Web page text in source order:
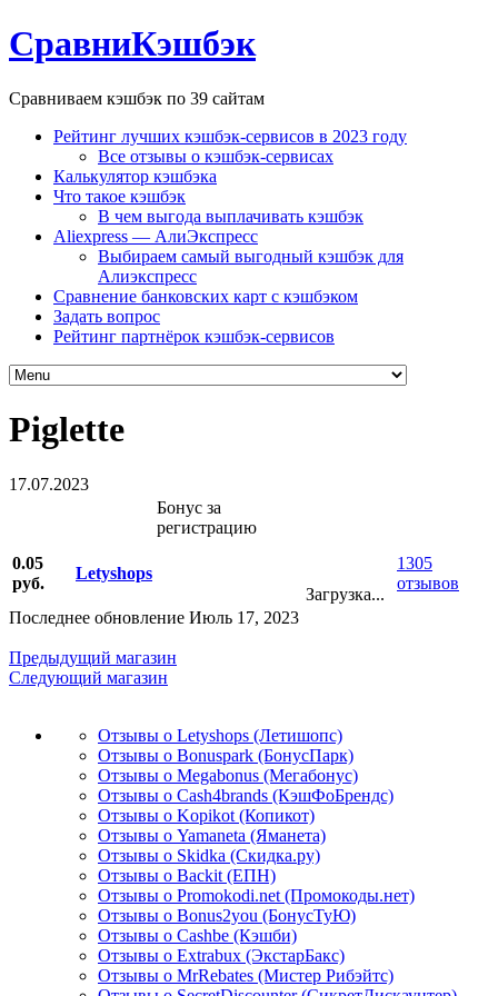
СравниКэшбэк
Сравниваем кэшбэк по 39 сайтам
Рейтинг лучших кэшбэк-сервисов в 2023 году
Все отзывы о кэшбэк-сервисах
Калькулятор кэшбэка
Что такое кэшбэк
В чем выгода выплачивать кэшбэк
Aliexpress — АлиЭкспресс
Выбираем самый выгодный кэшбэк для
Алиэкспресс
Сравнение банковских карт с кэшбэком
Задать вопрос
Рейтинг партнёрок кэшбэк-сервисов
Piglette
17.07.2023
Бонус за
регистрацию
0.05
руб.
Letyshops
Загрузка...
1305
отзывов
Последнее обновление Июль 17, 2023
Предыдущий магазин
Следующий магазин
Отзывы о Letyshops (Летишопс)
Отзывы о Bonuspark (БонусПарк)
Отзывы о Megabonus (Мегабонус)
Отзывы о Cash4brands (КэшФоБрендс)
Отзывы о Kopikot (Копикот)
Отзывы о Yamaneta (Яманета)
Отзывы о Skidka (Скидка.ру)
Отзывы о Backit (ЕПН)
Отзывы о Promokodi.net (Промокоды.нет)
Отзывы о Bonus2you (БонусТуЮ)
Отзывы о Cashbe (Кэшби)
Отзывы о Extrabux (ЭкстарБакс)
Отзывы о MrRebates (Мистер Рибэйтс)